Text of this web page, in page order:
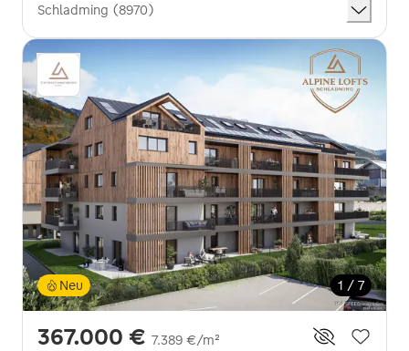
Schladming (8970)
1 / 7
Neu
367.000 € 7.389 €/m²